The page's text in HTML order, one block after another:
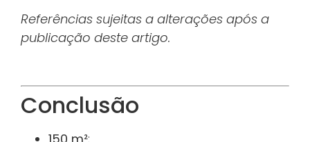
Referências sujeitas a alterações após a
publicação deste artigo.
Conclusão